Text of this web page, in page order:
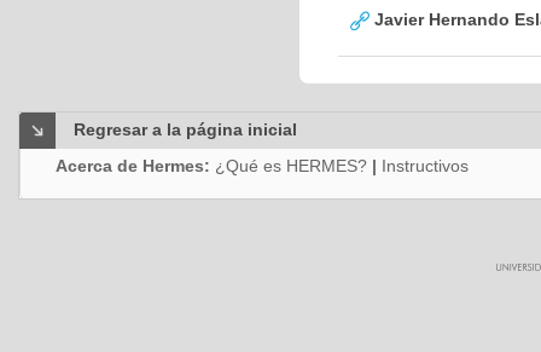
Javier Hernando
Regresar a la página inicial
Acerca de Hermes: ¿Qué es HERMES? | Instructivos